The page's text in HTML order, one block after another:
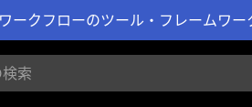
ークフローのツール・フレームワ